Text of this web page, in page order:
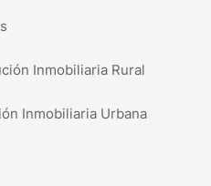
Inmobiliaria Rural
Inmobiliaria Urbana